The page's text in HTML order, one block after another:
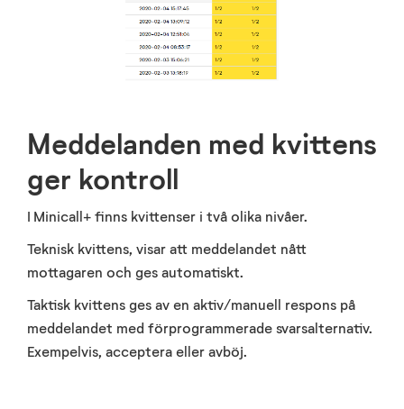
Meddelanden med kvittens
ger kontroll
I Minicall+ finns kvittenser i två olika nivåer.
Teknisk kvittens, visar att meddelandet nått
mottagaren och ges automatiskt.
Taktisk kvittens ges av en aktiv/manuell respons på
meddelandet med förprogrammerade svarsalternativ.
Exempelvis, acceptera eller avböj.